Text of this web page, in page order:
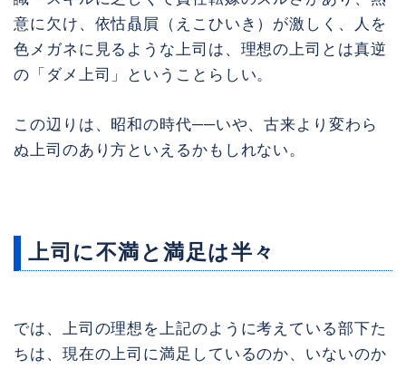
意に欠け、依怙贔屓（えこひいき）が激しく、人を
色メガネに見るような上司は、理想の上司とは真逆
の「ダメ上司」ということらしい。
この辺りは、昭和の時代──いや、古来より変わら
ぬ上司のあり方といえるかもしれない。
上司に不満と満足は半々
では、上司の理想を上記のように考えている部下た
ちは、現在の上司に満足しているのか、いないのか